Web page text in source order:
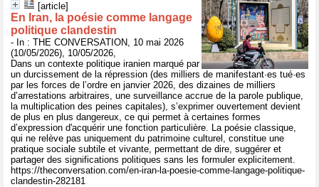
[article]
En Iran, la poésie comme langage
politique clandestin
- In : THE CONVERSATION, 10 mai 2026
(10/05/2026), 10/05/2026,
Dans un contexte politique iranien marqué par
un durcissement de la répression (des milliers de manifestant·es tué·es
par les forces de l’ordre en janvier 2026, des dizaines de milliers
d’arrestations arbitraires, une surveillance accrue de la parole publique,
la multiplication des peines capitales), s’exprimer ouvertement devient
de plus en plus dangereux, ce qui permet à certaines formes
d’expression d'acquérir une fonction particulière. La poésie classique,
qui ne relève pas uniquement du patrimoine culturel, constitue une
pratique sociale subtile et vivante, permettant de dire, suggérer et
partager des significations politiques sans les formuler explicitement.
https://theconversation.com/en-iran-la-poesie-comme-langage-politique-
clandestin-282181